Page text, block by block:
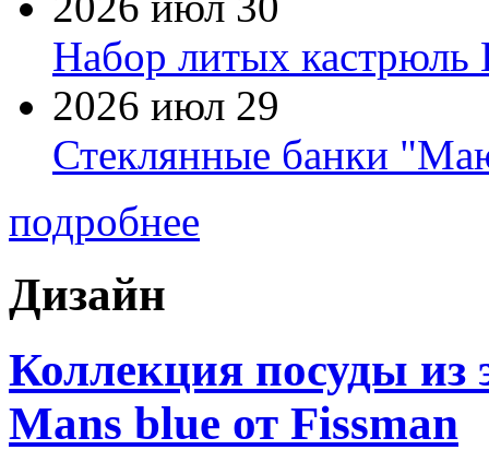
Набор литых кастрюль
2026 июл 29
Стеклянные банки
подробнее
Дизайн
Коллекция посуды из
Mans blue от Fissman